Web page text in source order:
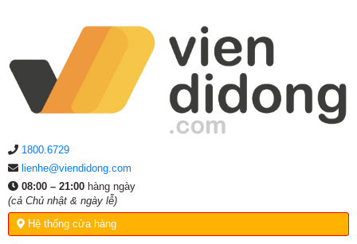
1800.6729
lienhe@viendidong.com
08:00 – 21:00 hàng ngày
(cả Chủ nhật & ngày lễ)
Hệ thống cửa hàng